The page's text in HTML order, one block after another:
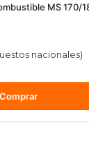
MS 170/
nacionales)
Comprar